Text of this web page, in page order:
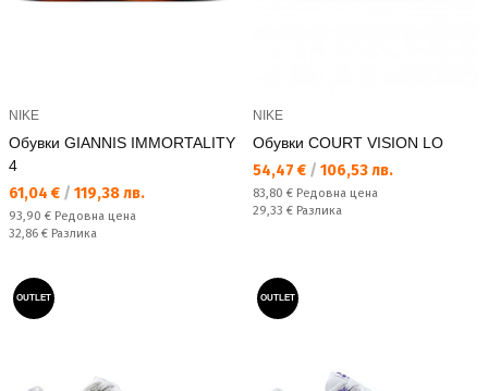
NIKE
Обувки GIANNIS IMMORTALITY
4
Текуща цена:
61,04 € / 119,38 лв.
Редовна цена:
93,90 € Редовна цена
Спестявате:
32,86 € Разлика
NIKE
Обувки COURT VISION LO
Текуща цена:
54,47 € / 106,53 лв.
Редовна цена:
83,80 € Редовна цена
Спестявате:
29,33 € Разлика
OUTLET OUTLET